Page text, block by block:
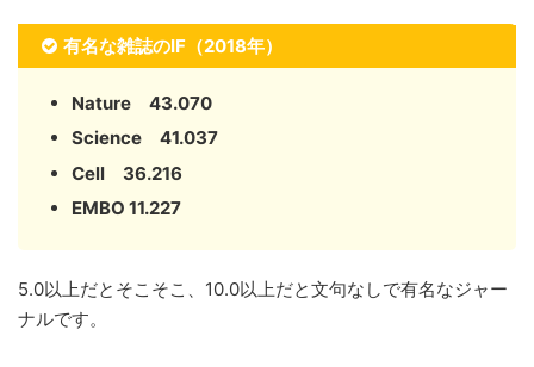
有名な雑誌のIF（2018年）
Nature 43.070
Science 41.037
Cell 36.216
EMBO 11.227
5.0以上だとそこそこ、10.0以上だと文句なしで有名なジャー
ナルです。